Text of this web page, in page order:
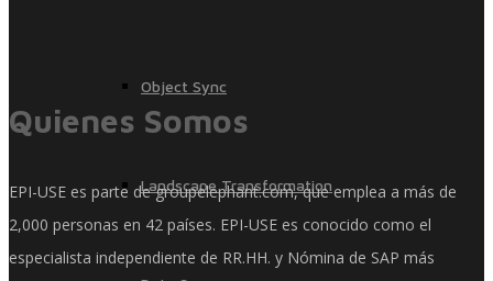
Object Sync
Landscape Transformation
Quienes Somos
EPI-USE es parte de groupelephant.com, que emplea a más de
2,000 personas en 42 países. EPI-USE es conocido como el
especialista independiente de RR.HH. y Nómina de SAP más